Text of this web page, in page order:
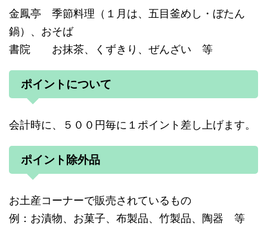
金鳳亭 季節料理（１月は、五目釜めし・ぼたん
鍋）、おそば
書院 お抹茶、くずきり、ぜんざい 等
ポイントについて
会計時に、５００円毎に１ポイント差し上げます。
ポイント除外品
お土産コーナーで販売されているもの
例：お漬物、お菓子、布製品、竹製品、陶器 等